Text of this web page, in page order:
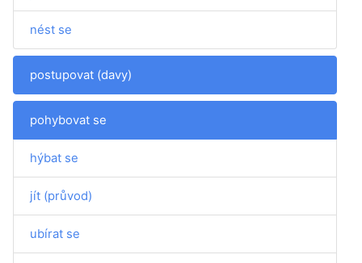
nést se
postupovat (davy)
pohybovat se
hýbat se
jít (průvod)
ubírat se